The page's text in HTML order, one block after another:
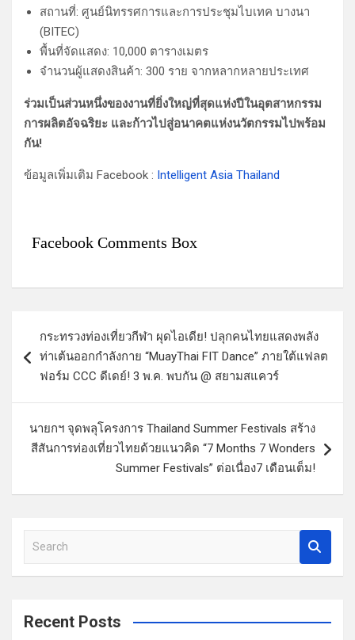
สถานที่: ศูนย์นิทรรศการและการประชุมไบเทค บางนา
(BITEC)
พื้นที่จัดแสดง: 10,000 ตารางเมตร
จำนวนผู้แสดงสินค้า: 300 ราย จากหลากหลายประเทศ
ร่วมเป็นส่วนหนึ่งของงานที่ยิ่งใหญ่ที่สุดแห่งปีในอุตสาหกรรม
การผลิตอัจฉริยะ และก้าวไปสู่อนาคตแห่งนวัตกรรมไปพร้อม
กัน!
ข้อมูลเพิ่มเติม Facebook : Intelligent Asia Thailand
Facebook Comments Box
แ
รื่
กระทรวงท่องเที่ยวกีฬา ผุดไอเดีย! ปลุกคนไทยแสดงพลัง
ท่าเต้นออกกำลังกาย “MuayThai FIT Dance” ภายใต้แฟลต
ฟอร์ม CCC ดีเดย์! 3 พ.ค. พบกัน @ สยามสแควร์
นายกฯ จุดพลุโครงการ Thailand Summer Festivals สร้าง
สีสันการท่องเที่ยวไทยด้วยแนวคิด “7 Months 7 Wonders
Summer Festivals” ต่อเนื่อง7 เดือนเต็ม!
a
c
Recent Posts